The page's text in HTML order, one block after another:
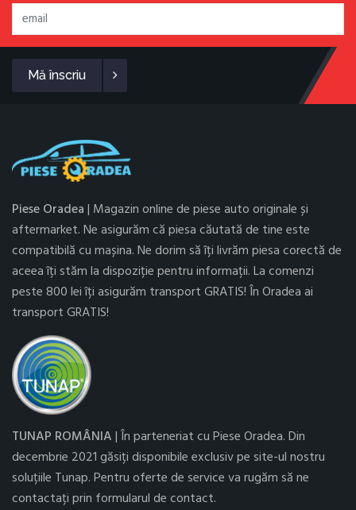
Mă înscriu
Piese Oradea| Magazin online de piese auto originale și
aftermarket. Ne asigurăm că piesa căutată de tine este
compatibilă cu mașina. Ne dorim să îți livrăm piesa corectă de
aceea îți stăm la dispoziție pentru informații. La comenzi
peste 800 lei îți asigurăm transport GRATIS! În Oradea ai
transport GRATIS!
TUNAP ROMÂNIA| În parteneriat cu Piese Oradea. Din
decembrie 2021 găsiți disponibile exclusiv pe site-ul nostru
soluțiile Tunap. Pentru oferte de service va rugăm să ne
contactați prin formularul de contact.